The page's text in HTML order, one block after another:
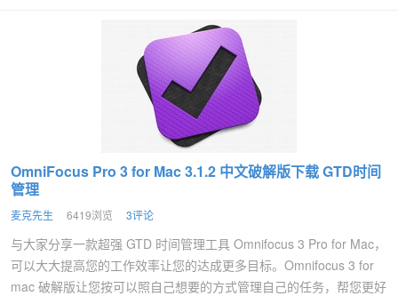
OmniFocus Pro 3 for Mac 3.1.2 中文破解版下载 GTD时间
管理
麦克先生 6419浏览 3评论
与大家分享一款超强 GTD 时间管理工具 Omnifocus 3 Pro for Mac，
可以大大提高您的工作效率让您的达成更多目标。Omnifocus 3 for
mac 破解版让您按可以照自己想要的方式管理自己的任务，帮您更好